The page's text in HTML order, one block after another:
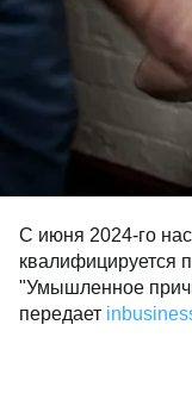
С июня 2024-го
квалифицируется
"Умышленное
передает